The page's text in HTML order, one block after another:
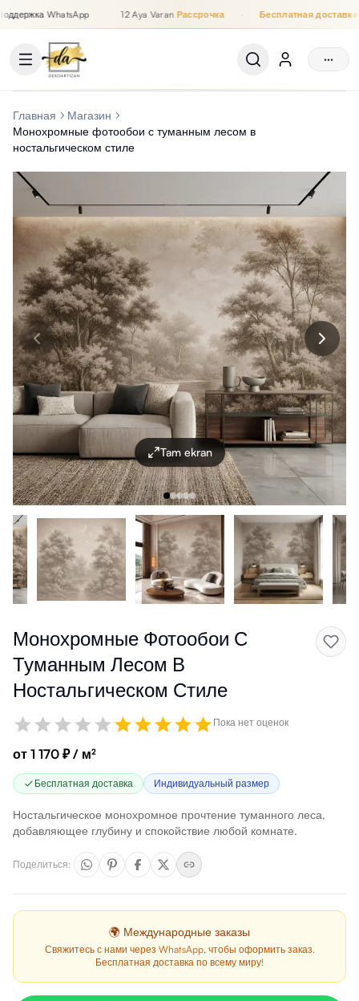
WhatsApp 12 Aya Varan Рассрочка Бесплатная доставка
···
Главная
Магазин
Монохромные фотообои с туманным лесом в
ностальгическом стиле
Tam ekran
Монохромные Фотообои С
Туманным Лесом В
Ностальгическом Стиле
Пока нет оценок
от 1 170 ₽ / м²
Бесплатная доставка Индивидуальный размер
Ностальгическое монохромное прочтение туманного леса,
добавляющее глубину и спокойствие любой комнате.
Поделиться:
🌍 Международные заказы
Свяжитесь с нами через WhatsApp, чтобы оформить заказ.
Бесплатная доставка по всему миру!